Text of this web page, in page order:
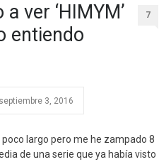
ver ‘HIMYM’
entiendo
7
septiembre 3, 2016
poco largo pero me he zampado 8
de una serie que ya había visto